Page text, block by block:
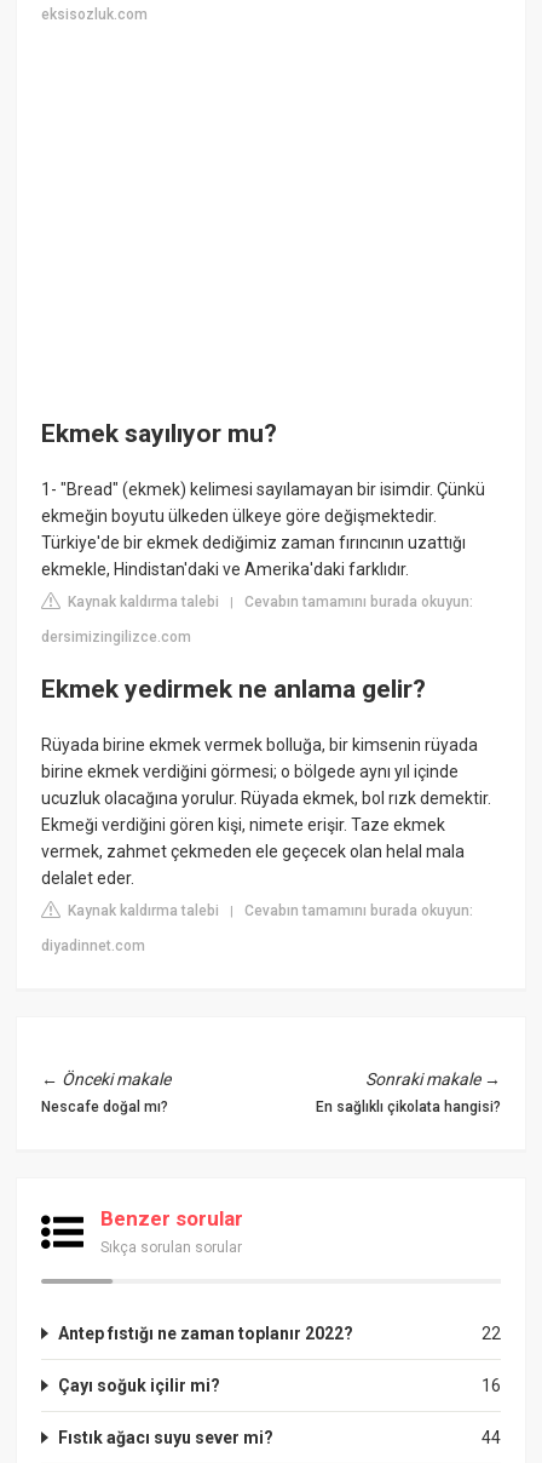
eksisozluk.com
Ekmek sayılıyor mu?
1- "Bread" (ekmek) kelimesi sayılamayan bir isimdir. Çünkü
ekmeğin boyutu ülkeden ülkeye göre değişmektedir.
Türkiye'de bir ekmek dediğimiz zaman fırıncının uzattığı
ekmekle, Hindistan'daki ve Amerika'daki farklıdır.
Kaynak kaldırma talebi |Cevabın tamamını burada okuyun:
dersimizingilizce.com
Ekmek yedirmek ne anlama gelir?
Rüyada birine ekmek vermek bolluğa, bir kimsenin rüyada
birine ekmek verdiğini görmesi; o bölgede aynı yıl içinde
ucuzluk olacağına yorulur. Rüyada ekmek, bol rızk demektir.
Ekmeği verdiğini gören kişi, nimete erişir. Taze ekmek
vermek, zahmet çekmeden ele geçecek olan helal mala
delalet eder.
Kaynak kaldırma talebi |Cevabın tamamını burada okuyun:
diyadinnet.com
← Önceki makale
Nescafe doğal mı?
Sonraki makale→
En sağlıklı çikolata hangisi?
Benzer sorular
Sıkça sorulan sorular
22
Antep fıstığı ne zaman toplanır 2022?
16
Çayı soğuk içilir mi?
44
Fıstık ağacı suyu sever mi?